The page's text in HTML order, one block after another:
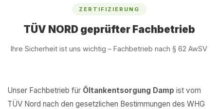
ZERTIFIZIERUNG
TÜV NORD geprüfter Fachbetrieb
Ihre Sicherheit ist uns wichtig – Fachbetrieb nach § 62 AwSV
Unser Fachbetrieb für Öltankentsorgung Damp ist vom
TÜV Nord nach den gesetzlichen Bestimmungen des WHG